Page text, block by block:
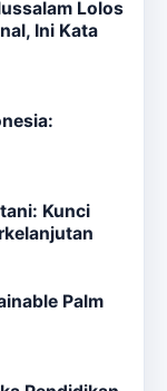
Lolos
Ini Kata
Kunci
Palm